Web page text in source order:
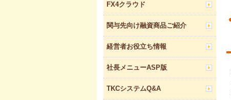
FX4クラウド
関与先向け融資商品ご紹介
経営者お役立ち情報
社長メニューASP版
TKCシステムQ&A